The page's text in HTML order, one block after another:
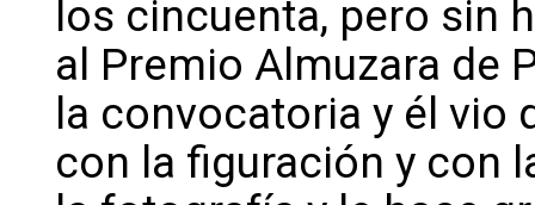
los cincuenta, pero sin
al Premio Almuzara de
la convocatoria y él vio
con la figuración y con